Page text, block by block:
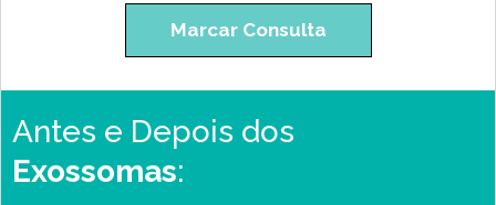
Marcar Consulta
Antes e Depois dos
Exossomas: